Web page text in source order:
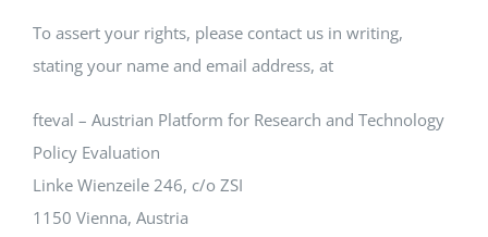
To assert your rights, please contact us in writing,
stating your name and email address, at
fteval – Austrian Platform for Research and Technology
Policy Evaluation
Linke Wienzeile 246, c/o ZSI
1150 Vienna, Austria